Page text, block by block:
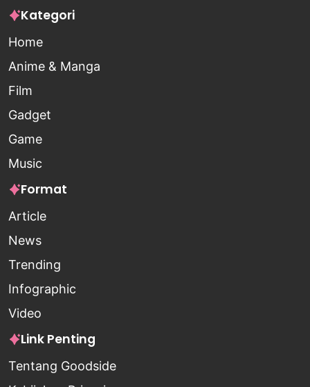
Kategori
Home
Anime & Manga
Film
Gadget
Game
Music
Format
Article
News
Trending
Infographic
Video
Link Penting
Tentang Goodside